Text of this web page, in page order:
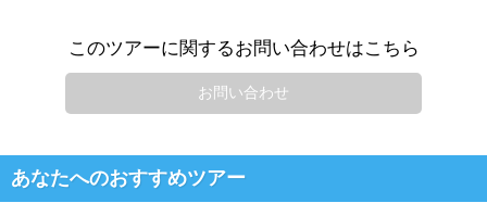
このツアーに関するお問い合わせはこちら
お問い合わせ
あなたへのおすすめツアー